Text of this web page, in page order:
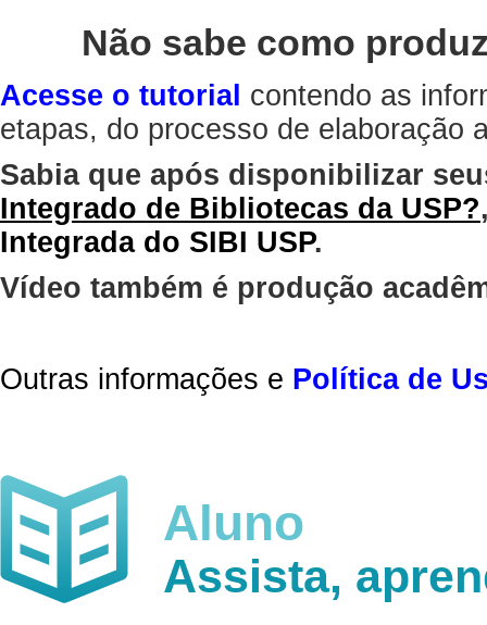
Não sabe como
Acesse o tutorial contendo as
etapas, do processo de elaboração
Sabia que após disponibilizar
Integrado de Bibliotecas da USP?
Integrada do SIBI USP.
Vídeo também é produção
Outras informações e Política de
Aluno
Assista,